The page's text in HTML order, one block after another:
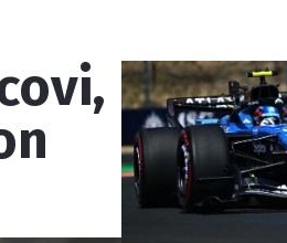
s.r.o., IČ: 118 23 054